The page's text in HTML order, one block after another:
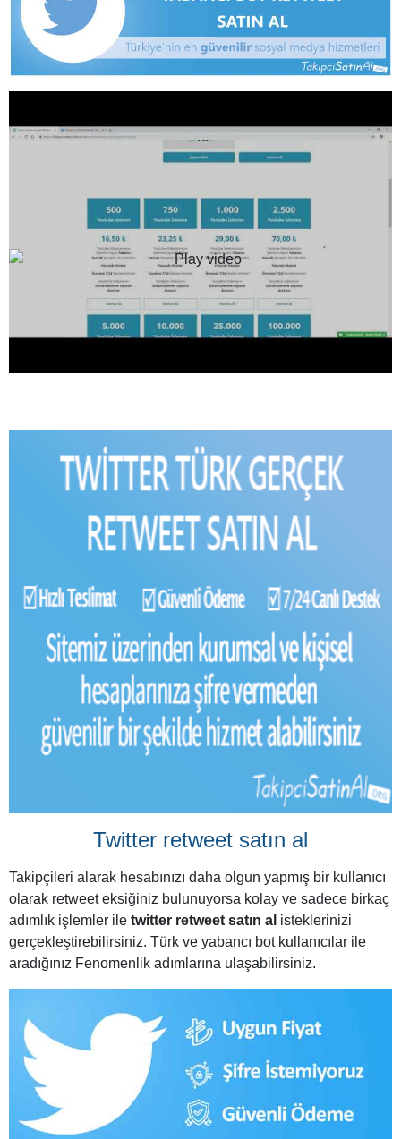
Twitter retweet satın al
Takipçileri alarak hesabınızı daha olgun yapmış bir kullanıcı
olarak retweet eksiğiniz bulunuyorsa kolay ve sadece birkaç
adımlık işlemler ile twitter retweet satın al isteklerinizi
gerçekleştirebilirsiniz. Türk ve yabancı bot kullanıcılar ile
aradığınız Fenomenlik adımlarına ulaşabilirsiniz.